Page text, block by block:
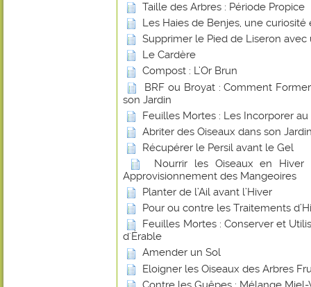
Taille des Arbres : Période Propice
Les Haies de Benjes, une
Supprimer le Pied de Liseron
Le Cardère
Compost : L’Or Brun
BRF ou Broyat : Comment
son Jardin
Feuilles Mortes : Les Incorporer
Abriter des Oiseaux dans son
Récupérer le Persil avant le Gel
Nourrir les Oiseaux en
Approvisionnement des Mangeoires
Planter de l’Ail avant l’Hiver
Pour ou contre les Traitements
Feuilles Mortes : Conserver et
d'Érable
Amender un Sol
Eloigner les Oiseaux des Arbres